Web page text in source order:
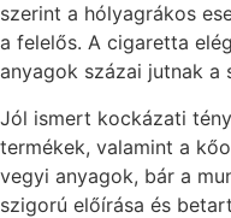
szerint a hólyagrákos
a felelős. A cigaretta
anyagok százai jutnak a
Jól ismert kockázati
termékek, valamint a
vegyi anyagok, bár a
szigorú előírása és